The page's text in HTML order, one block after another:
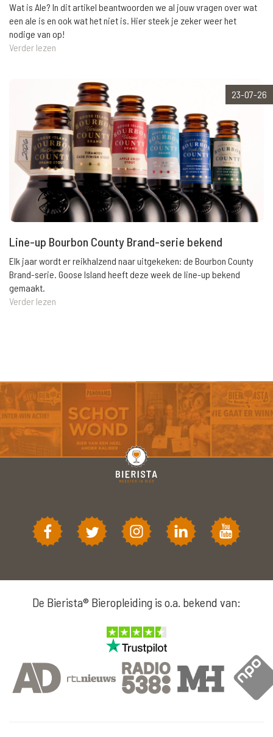
Wat is Ale? In dit artikel beantwoorden we al jouw vragen over wat
een ale is en ook wat het niet is. Hier steek je zeker weer het
nodige van op!
Verder lezen
23-07-26
Line-up Bourbon County Brand-serie bekend
Elk jaar wordt er reikhalzend naar uitgekeken: de Bourbon County
Brand-serie. Goose Island heeft deze week de line-up bekend
gemaakt.
Verder lezen
De Bierista® Bieropleiding is o.a. bekend van: